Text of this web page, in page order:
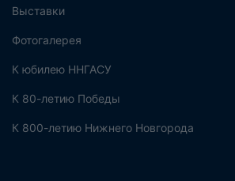
Выставки
Фотогалерея
К юбилею ННГАСУ
К 80-летию Победы
К 800-летию Нижнего Новгорода